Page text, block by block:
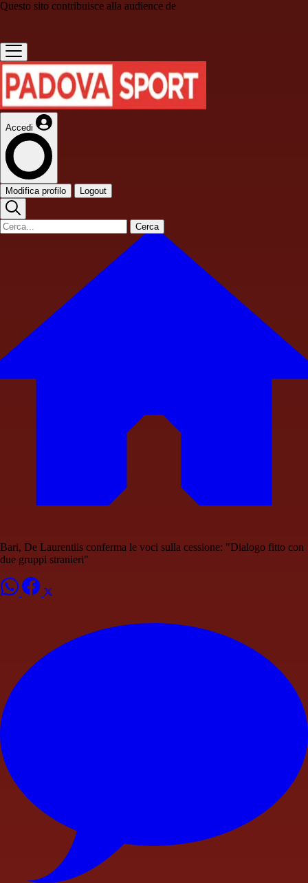
Questo sito contribuisce alla audience de
Accedi
Modifica profilo Logout
Cerca
Bari, De Laurentiis conferma le voci sulla cessione: "Dialogo fitto con
due gruppi stranieri"